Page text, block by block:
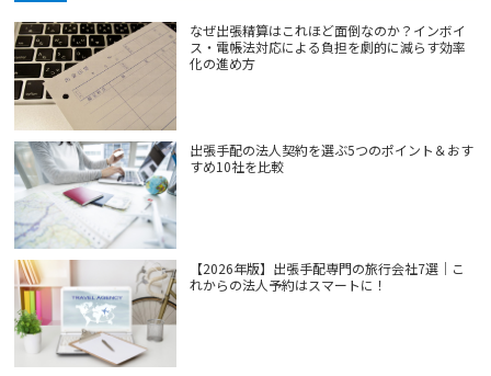
なぜ出張精算はこれほど面倒なのか？インボイ
ス・電帳法対応による負担を劇的に減らす効率
化の進め方
出張手配の法人契約を選ぶ5つのポイント＆おす
すめ10社を比較
【2026年版】出張手配専門の旅行会社7選｜こ
れからの法人予約はスマートに！